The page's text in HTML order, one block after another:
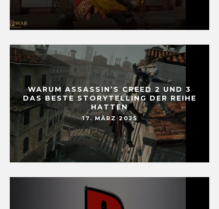
WARUM ASSASSIN’S CREED 2 UND 3
DAS BESTE STORYTELLING DER REIHE
HATTEN
17. MÄRZ 2025